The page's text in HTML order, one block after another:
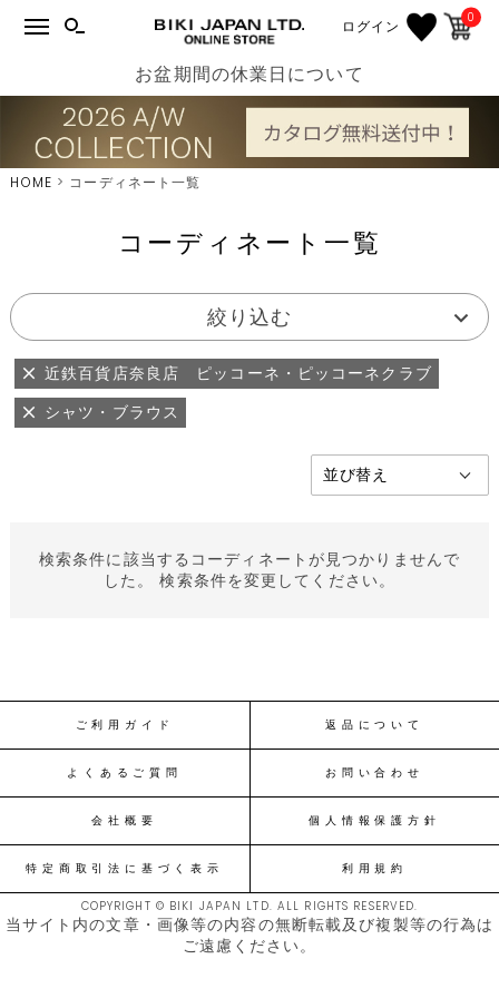
ログイン 0
お盆期間の休業日について
HOME コーディネート一覧
コーディネート一覧
絞り込む
近鉄百貨店奈良店 ピッコーネ・ピッコーネクラブ
シャツ・ブラウス
検索条件に該当するコーディネートが見つかりませんで
した。 検索条件を変更してください。
ご利用ガイド 返品について
よくあるご質問 お問い合わせ
会社概要 個人情報保護方針
特定商取引法に基づく表示 利用規約
COPYRIGHT © BIKI JAPAN LTD. ALL RIGHTS RESERVED.
当サイト内の文章・画像等の内容の無断転載及び複製等の行為は
ご遠慮ください。